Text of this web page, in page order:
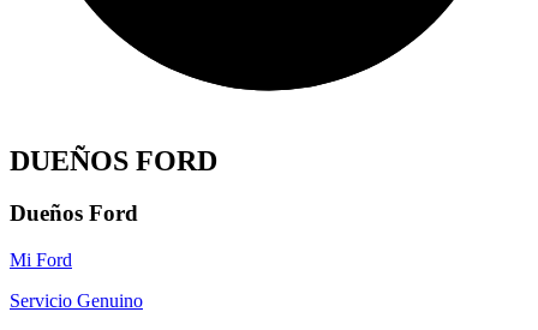
DUEÑOS FORD
Dueños Ford
Mi Ford
Servicio Genuino